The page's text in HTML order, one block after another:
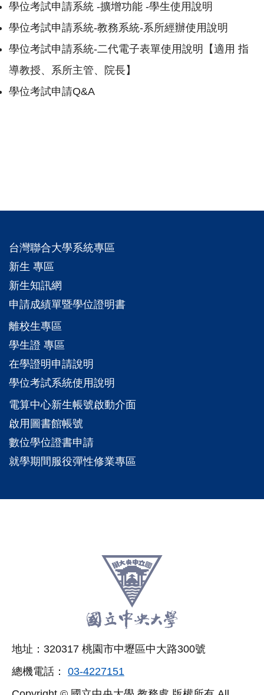
學位考試申請系統 -擴增功能 -學生使用說明
學位考試申請系統-教務系統-系所經辦使用說明
學位考試申請系統-二代電子表單使用說明
【適用 指
導教授、系所主管、院長】
學位考試申請Q&A
台灣聯合大學系統專區
新生 專區
新生知訊網
申請成績單暨學位證明書
離校生專區
學生證 專區
在學證明申請說明
學位考試系統使用說明
電算中心新生帳號啟動介面
啟用圖書館帳號
數位學位證書申請
就學期間服役彈性修業專區
相
地址：320317 桃園市中壢區中大路300號
總機電話： 03-4227151